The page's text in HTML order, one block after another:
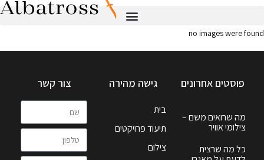
no images were found
פוסטים אחרונים
מה שרואים משם –
צילומי אוויר
כל מה שרצית
גישה מהירה
בית
תיעוד פרויקטים
צילום
צור קשר